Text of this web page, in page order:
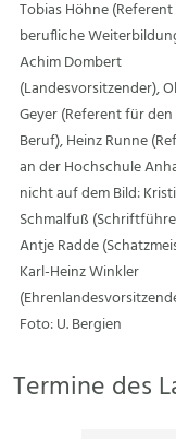
Tobias Höhne
berufliche
Achim Dombert
(Landesvorsitzender),
Geyer (Referent für
Beruf), Heinz Runne
an der Hochschule
nicht auf dem Bild:
Schmalfuß
Antje Radde
Karl-Heinz Winkler
Foto: U. Bergien
Termine des